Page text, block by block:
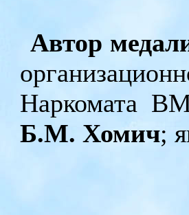
Автор
Наркомата
Б.М. Хомич;